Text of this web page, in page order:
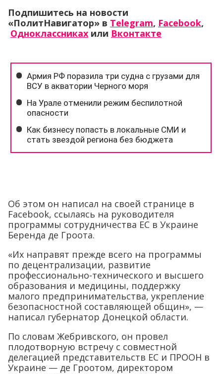
Подпишитесь на новости
«ПолитНавигатор» в Telegram, Facebook,
Одноклассниках или Вконтакте
Об этом он написал на своей странице в
Facebook, ссылаясь на руководителя
программы сотрудничества ЕС в Украине
Беренда де Гроота.
«Их направят прежде всего на программы
по децентрализации, развитие
профессионально-технического и высшего
образования и медицины, поддержку
малого предпринимательства, укрепление
безопасностной составляющей общин», —
написал губернатор Донецкой области.
По словам Жебривского, он провел
плодотворную встречу с совместной
делегацией представительств ЕС и ПРООН в
Украине — де Гроотом, директором